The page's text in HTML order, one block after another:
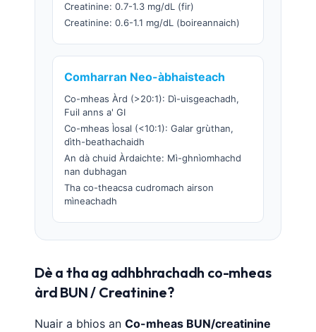
Creatinine: 0.7-1.3 mg/dL (fir)
Creatinine: 0.6-1.1 mg/dL (boireannaich)
Comharran Neo-àbhaisteach
Co-mheas Àrd (>20:1): Dì-uisgeachadh,
Fuil anns a' GI
Co-mheas Ìosal (<10:1): Galar grùthan,
dìth-beathachaidh
An dà chuid Àrdaichte: Mì-ghnìomhachd
nan dubhagan
Tha co-theacsa cudromach airson
mìneachadh
Dè a tha ag adhbhrachadh co-mheas
àrd BUN / Creatinine?
Nuair a bhios an Co-mheas BUN/creatinine